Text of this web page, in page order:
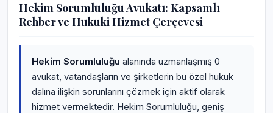
Hekim Sorumluluğu Avukatı: Kapsamlı
Rehber ve Hukuki Hizmet Çerçevesi
Hekim Sorumluluğu alanında uzmanlaşmış 0
avukat, vatandaşların ve şirketlerin bu özel hukuk
dalına ilişkin sorunlarını çözmek için aktif olarak
hizmet vermektedir. Hekim Sorumluluğu, geniş